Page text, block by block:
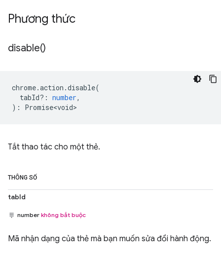
Phương thức
disable()
chrome.action .disable(
tabId? : number,
) : Promise<void>
Tắt thao tác cho một thẻ.
THÔNG SỐ
tabId
number không bắt buộc
Mã nhận dạng của thẻ mà bạn muốn sửa đổi hành động.